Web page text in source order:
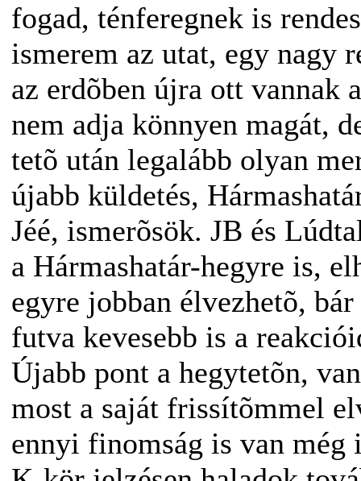
fogad, ténferegnek is
ismerem az utat, egy nagy
az erdõben újra ott vannak
nem adja könnyen magát,
tetõ után legalább olyan
újabb küldetés,
Jéé, ismerõsök. JB és
a Hármashatár-hegyre is,
egyre jobban élvezhetõ,
futva kevesebb is a
Újabb pont a hegytetõn,
most a saját frissítõmmel
ennyi finomság is van még